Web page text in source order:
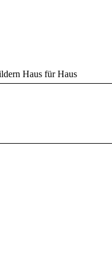
Haus für Haus